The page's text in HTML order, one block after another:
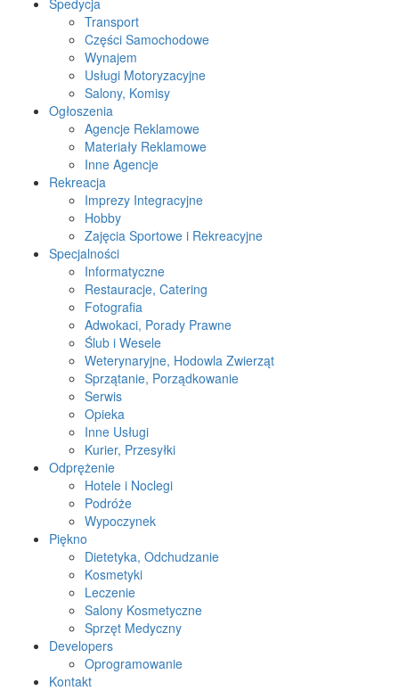
Spedycja
Transport
Części Samochodowe
Wynajem
Usługi Motoryzacyjne
Salony, Komisy
Ogłoszenia
Agencje Reklamowe
Materiały Reklamowe
Inne Agencje
Rekreacja
Imprezy Integracyjne
Hobby
Zajęcia Sportowe i Rekreacyjne
Specjalności
Informatyczne
Restauracje, Catering
Fotografia
Adwokaci, Porady Prawne
Ślub i Wesele
Weterynaryjne, Hodowla Zwierząt
Sprzątanie, Porządkowanie
Serwis
Opieka
Inne Usługi
Kurier, Przesyłki
Odprężenie
Hotele i Noclegi
Podróże
Wypoczynek
Piękno
Dietetyka, Odchudzanie
Kosmetyki
Leczenie
Salony Kosmetyczne
Sprzęt Medyczny
Developers
Oprogramowanie
Kontakt